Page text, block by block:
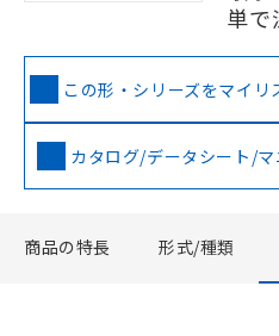
単で
この形・シリーズをマイリ
カタログ/データシート/
商品の特長 形式/種類